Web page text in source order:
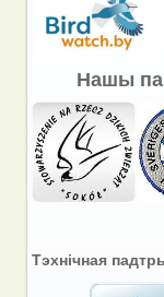
Нашы
Тэхнічная